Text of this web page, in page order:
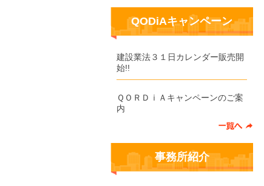
QODiAキャンペーン
建設業法３１日カレンダー販売開
始!!
ＱＯＲＤｉＡキャンペーンのご案
内
事務所紹介